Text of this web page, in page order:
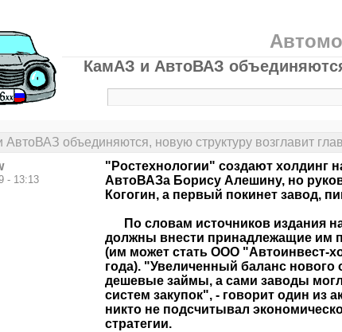
КамАЗ и АвтоВАЗ
АвтоВАЗ объединяются, новую структуру возглавит
- 13:13
"Ростехнологии" создают холдинг
АвтоВАЗа Борису Алешину, но
Когогин, а первый покинет завод,
По словам источников издания на
должны внести принадлежащие им
(им может стать ООО "Автоинвест-
года). "Увеличенный баланс нового
дешевые займы, а сами заводы
систем закупок", - говорит один из
никто не подсчитывал
стратегии.